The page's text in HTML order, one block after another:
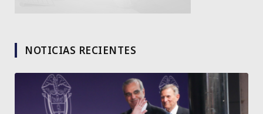
NOTICIAS RECIENTES